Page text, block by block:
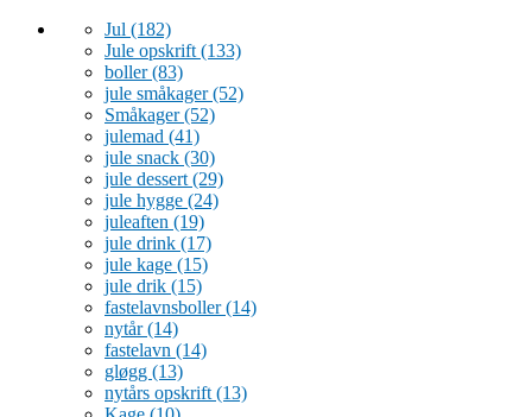
Jul (182)
Jule opskrift (133)
boller(83)
jule småkager(52)
Småkager(52)
julemad (41)
jule snack (30)
jule dessert (29)
jule hygge (24)
juleaften (19)
jule drink (17)
jule kage (15)
jule drik (15)
fastelavnsboller(14)
nytår(14)
fastelavn (14)
gløgg (13)
nytårs opskrift (13)